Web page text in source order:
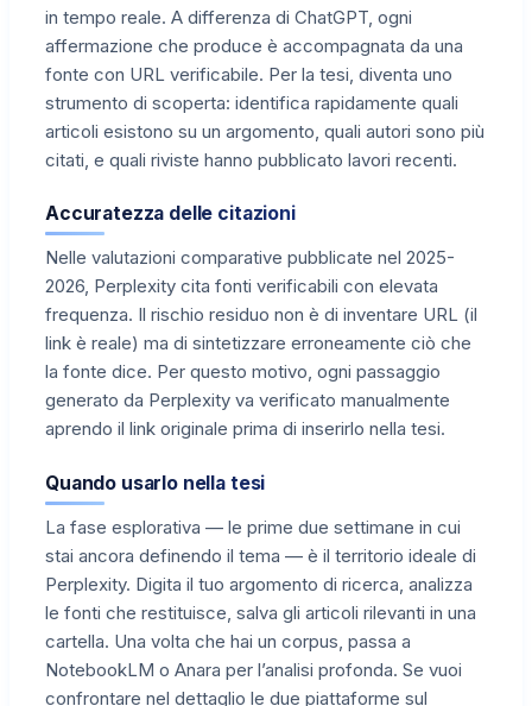
in tempo reale. A differenza di ChatGPT, ogni
affermazione che produce è accompagnata da una
fonte con URL verificabile. Per la tesi, diventa uno
strumento di scoperta: identifica rapidamente quali
articoli esistono su un argomento, quali autori sono più
citati, e quali riviste hanno pubblicato lavori recenti.
Accuratezza delle citazioni
Nelle valutazioni comparative pubblicate nel 2025-
2026, Perplexity cita fonti verificabili con elevata
frequenza. Il rischio residuo non è di inventare URL (il
link è reale) ma di sintetizzare erroneamente ciò che
la fonte dice. Per questo motivo, ogni passaggio
generato da Perplexity va verificato manualmente
aprendo il link originale prima di inserirlo nella tesi.
Quando usarlo nella tesi
La fase esplorativa — le prime due settimane in cui
stai ancora definendo il tema — è il territorio ideale di
Perplexity. Digita il tuo argomento di ricerca, analizza
le fonti che restituisce, salva gli articoli rilevanti in una
cartella. Una volta che hai un corpus, passa a
NotebookLM o Anara per l’analisi profonda. Se vuoi
confrontare nel dettaglio le due piattaforme sul